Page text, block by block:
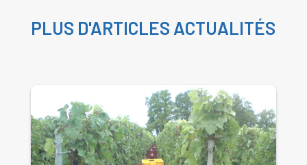
PLUS D'ARTICLES ACTUALITÉS